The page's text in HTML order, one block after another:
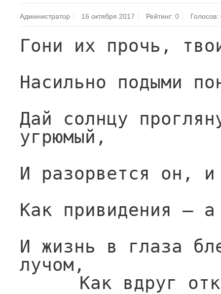
Администратор 16 октября 2017 Рейтинг:0 Голосов:
Гони их прочь,
Насильно подыми
Дай солнцу
угрюмый,
И разорвется он,
Как привидения —
И жизнь в глаза
лучом,
Как вдруг